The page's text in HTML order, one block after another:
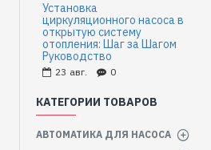
Установка
циркуляционного насоса в
открытую систему
отопления: Шаг за Шагом
Руководство
23 авг. 0
КАТЕГОРИИ ТОВАРОВ
АВТОМАТИКА ДЛЯ НАСОСА